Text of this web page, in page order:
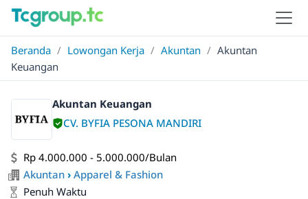
Beranda / Lowongan Kerja / Akuntan / Akuntan
Keuangan
Akuntan Keuangan
CV. BYFIA PESONA MANDIRI
Rp 4.000.000 - 5.000.000/Bulan
Akuntan › Apparel & Fashion
Penuh Waktu